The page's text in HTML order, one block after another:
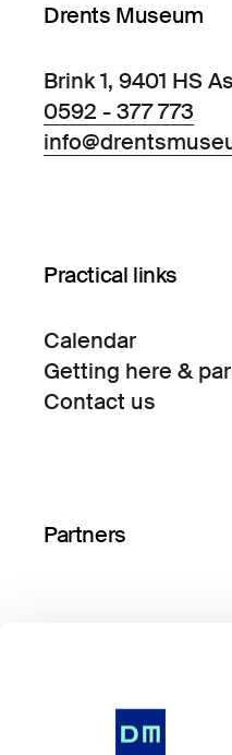
Drents Museum
Brink 1, 9401 HS
0592 - 377 773
Practical links
Calendar
Getting here &
Contact us
Partners